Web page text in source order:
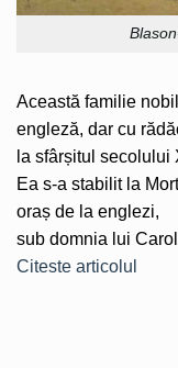
Această familie
engleză, dar cu
la sfârșitul secolului
Ea s-a stabilit la
oraș de la englezi,
sub domnia lui
Citeste articolul